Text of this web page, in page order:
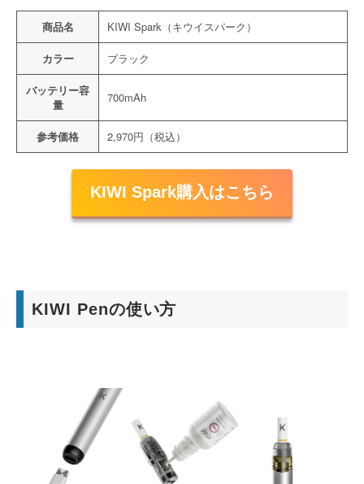
商品名 KIWI Spark（キウイスパーク）
カラー ブラック
バッテリー容
量
700mAh
参考価格 2,970円（税込）
KIWI Spark購入はこちら
KIWI Penの使い方